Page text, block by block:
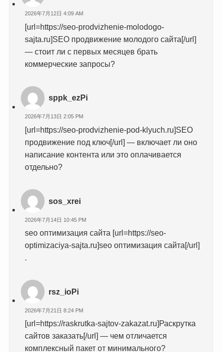
2026年7月12日 4:09 AM
[url=https://seo-prodvizhenie-molodogo-
sajta.ru]SEO продвижение молодого сайта[/url]
— стоит ли с первых месяцев брать
коммерческие запросы?
sppk_ezPi
2026年7月13日 2:05 PM
[url=https://seo-prodvizhenie-pod-klyuch.ru]SEO
продвижение под ключ[/url] — включает ли оно
написание контента или это оплачивается
отдельно?
sos_xrei
2026年7月14日 10:45 PM
seo оптимизация сайта [url=https://seo-
optimizaciya-sajta.ru]seo оптимизация сайта[/url]
.
rsz_ioPi
2026年7月21日 8:24 PM
[url=https://raskrutka-sajtov-zakazat.ru]Раскрутка
сайтов заказать[/url] — чем отличается
комплексный пакет от минимального?